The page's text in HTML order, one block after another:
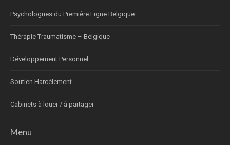
Psychologues du Première Ligne Belgique
Thérapie Traumatisme – Belgique
Développement Personnel
Soutien Harcèlement
Cabinets à louer / à partager
Menu